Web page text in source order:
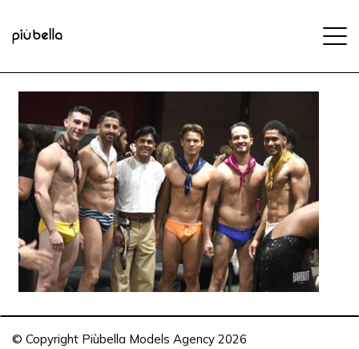
© Copyright Piùbella Models Agency 2026